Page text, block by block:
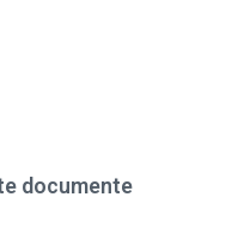
documente